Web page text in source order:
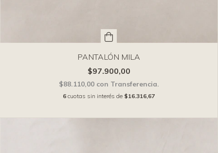
PANTALÓN MILA
$97.900,00
$88.110,00 con Transferencia.
6 cuotas sin interés de $16.316,67